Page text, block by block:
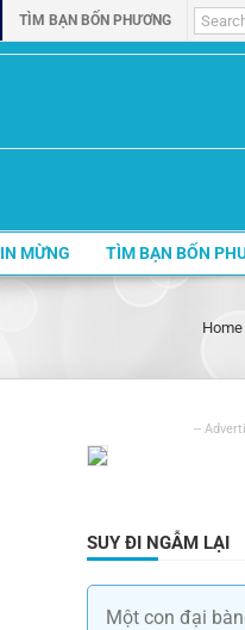
TÌM BẠN BỐN PHƯƠNG
Search
for:
MỪNG TÌM BẠN BỐN
Home
SUY ĐI NGẪM LẠI
Một con đại